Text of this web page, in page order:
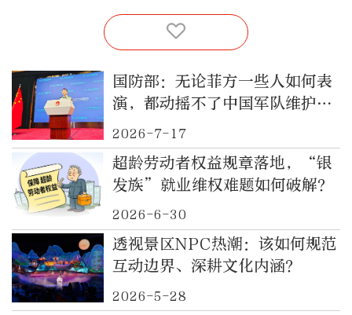
国防部：无论菲方一些人如何表
演，都动摇不了中国军队维护国
家领土主权和海洋权益的坚定决
心
2026-7-17
超龄劳动者权益规章落地，“银
发族”就业维权难题如何破解？
2026-6-30
透视景区NPC热潮：该如何规范
互动边界、深耕文化内涵？
2026-5-28